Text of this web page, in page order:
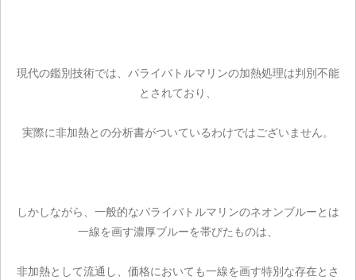
現代の鑑別技術では、パライバトルマリンの加熱処理は判別不能
とされており、
実際に非加熱との分析書がついているわけではございません。
しかしながら、一般的なパライバトルマリンのネオンブルーとは
一線を画す濃厚ブルーを帯びたものは、
非加熱として流通し、価格においても一線を画す特別な存在とさ